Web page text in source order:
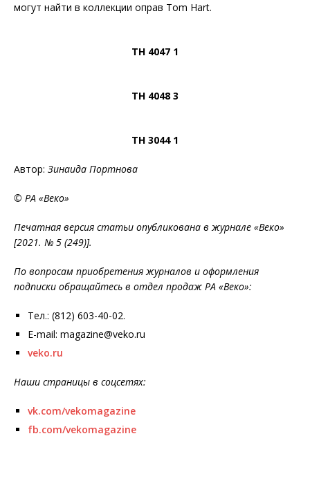
могут найти в коллекции оправ Tom Hart.
TH 4047 1
TH 4048 3
TH 3044 1
Автор: Зинаида Портнова
© РА «Веко»
Печатная версия статьи опубликована в журнале «Веко»
[2021. № 5 (249)].
По вопросам приобретения журналов и оформления
подписки обращайтесь в отдел продаж РА «Веко»:
Тел.: (812) 603-40-02.
E-mail: magazine@veko.ru
veko.ru
Наши страницы в соцсетях:
vk.com/vekomagazine
fb.com/vekomagazine